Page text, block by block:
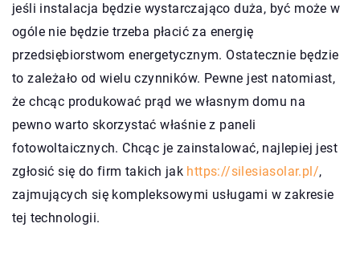
jeśli instalacja będzie wystarczająco duża, być może w
ogóle nie będzie trzeba płacić za energię
przedsiębiorstwom energetycznym. Ostatecznie będzie
to zależało od wielu czynników. Pewne jest natomiast,
że chcąc produkować prąd we własnym domu na
pewno warto skorzystać właśnie z paneli
fotowoltaicznych. Chcąc je zainstalować, najlepiej jest
zgłosić się do firm takich jak https://silesiasolar.pl/,
zajmujących się kompleksowymi usługami w zakresie
tej technologii.